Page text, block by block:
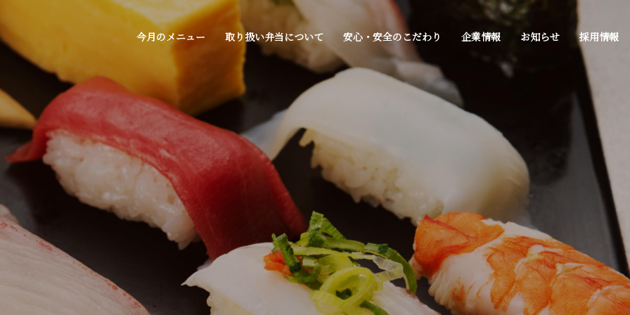
今月のメニュー 取り扱い弁当について 安心・安全のこだわり 企業情報 お知らせ 採用情報